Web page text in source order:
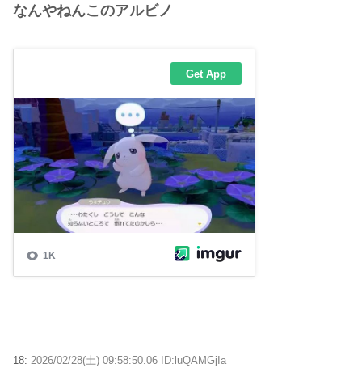
なんやねんこのアルビノ
18: 2026/02/28(土) 09:58:50.06 ID:luQAMGjIa